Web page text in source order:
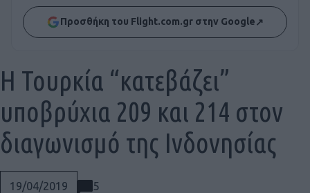
Προσθήκη του Flight.com.gr στην Google↗
19/04/2019 5
Η Τουρκία “κατεβάζει”
υποβρύχια 209 και 214 στον
διαγωνισμό της Ινδονησίας